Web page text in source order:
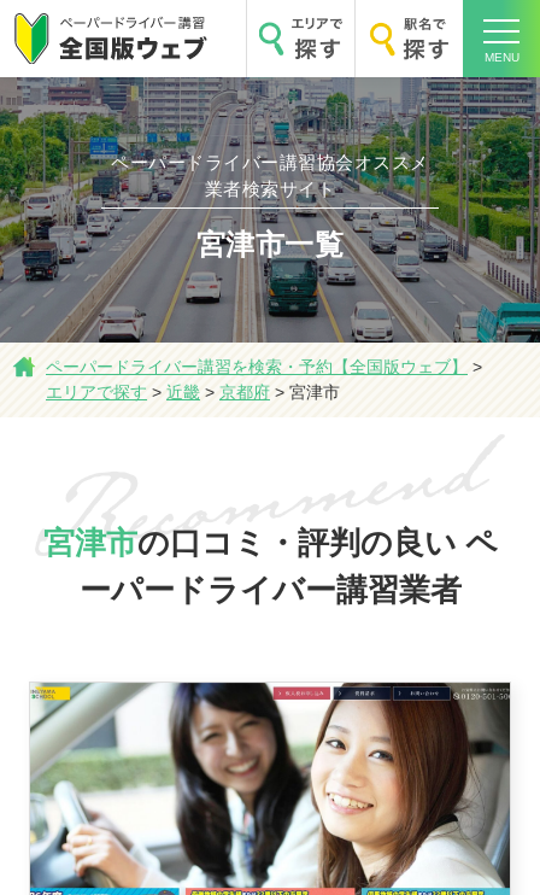
MENU
ホーム
駅名で探す
ペーパードライバー講習協会オススメ
業者検索サイト
宮津市一覧
ペーパードライバー講習を検索・予約【全国版ウェブ】
>
エリアで探す > 近畿 > 京都府 > 宮津市
宮津市の口コミ・評判の良い ペ
ーパードライバー講習業者